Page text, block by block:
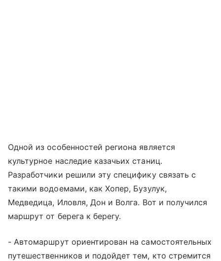
Одной из особенностей региона является
культурное наследие казачьих станиц.
Разработчики решили эту специфику связать с
такими водоемами, как Хопер, Бузулук,
Медведица, Иловля, Дон и Волга. Вот и получился
маршрут от берега к берегу.
- Автомаршрут ориентирован на самостоятельных
путешественников и подойдет тем, кто стремится